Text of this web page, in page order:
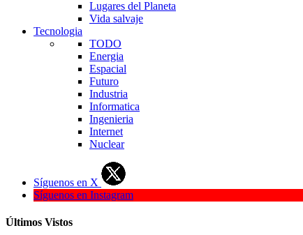
Lugares del Planeta
Vida salvaje
Tecnologia
TODO
Energia
Espacial
Futuro
Industria
Informatica
Ingenieria
Internet
Nuclear
Síguenos en X
Síguenos en Instagram
Últimos Vistos